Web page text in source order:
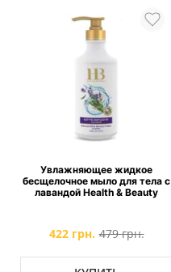
Увлажняющее жидкoе
бесщелочное мыло для тела с
лавандой Health & Beauty
422 грн. 479 грн.